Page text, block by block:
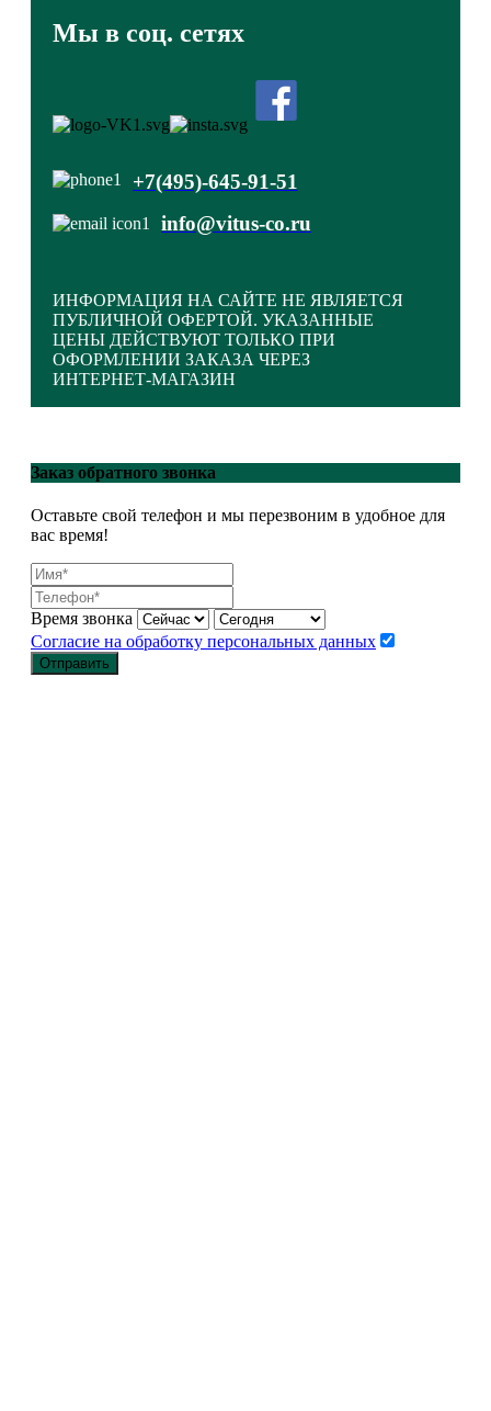
Мы в соц. сетях
+7(495)-645-91-51
info@vitus-co.ru
ИНФОРМАЦИЯ НА САЙТЕ НЕ ЯВЛЯЕТСЯ
ПУБЛИЧНОЙ ОФЕРТОЙ. УКАЗАННЫЕ
ЦЕНЫ ДЕЙСТВУЮТ ТОЛЬКО ПРИ
ОФОРМЛЕНИИ ЗАКАЗА ЧЕРЕЗ
ИНТЕРНЕТ-МАГАЗИН
Закрыть меню
Главная
МАСТЕР КЛАССЫ
Корпоративная символика
Контакты
Заказ обратного звонка
Оставьте свой телефон и мы перезвоним в удобное для
вас время!
Время звонка
Согласие на обработку персональных данных
Отправить